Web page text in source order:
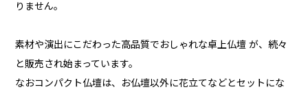
りません。
素材や演出にこだわった高品質でおしゃれな卓上仏壇 が、続々
と販売され始まっています。
なおコンパクト仏壇は、お仏壇以外に花立てなどとセットにな